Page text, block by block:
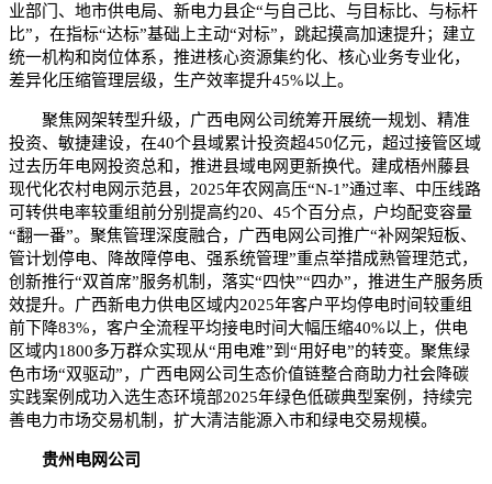
业部门、地市供电局、新电力县企“与自己比、与目标比、与标杆
比”，在指标“达标”基础上主动“对标”，跳起摸高加速提升；建立
统一机构和岗位体系，推进核心资源集约化、核心业务专业化，
差异化压缩管理层级，生产效率提升45%以上。
聚焦网架转型升级，广西电网公司统筹开展统一规划、精准
投资、敏捷建设，在40个县域累计投资超450亿元，超过接管区域
过去历年电网投资总和，推进县域电网更新换代。建成梧州藤县
现代化农村电网示范县，2025年农网高压“N-1”通过率、中压线路
可转供电率较重组前分别提高约20、45个百分点，户均配变容量
“翻一番”。聚焦管理深度融合，广西电网公司推广“补网架短板、
管计划停电、降故障停电、强系统管理”重点举措成熟管理范式，
创新推行“双首席”服务机制，落实“四快”“四办”，推进生产服务质
效提升。广西新电力供电区域内2025年客户平均停电时间较重组
前下降83%，客户全流程平均接电时间大幅压缩40%以上，供电
区域内1800多万群众实现从“用电难”到“用好电”的转变。聚焦绿
色市场“双驱动”，广西电网公司生态价值链整合商助力社会降碳
实践案例成功入选生态环境部2025年绿色低碳典型案例，持续完
善电力市场交易机制，扩大清洁能源入市和绿电交易规模。
贵州电网公司